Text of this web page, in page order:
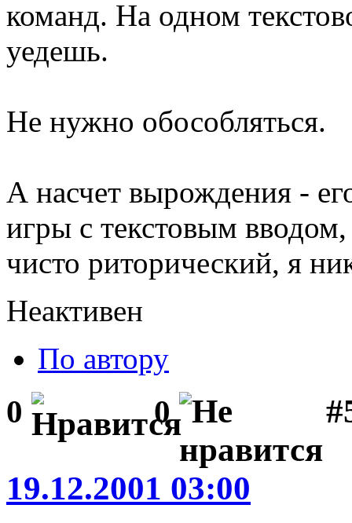
команд. На одном
уедешь.
Не нужно обособляться.
А насчет вырождения -
игры с текстовым
чисто риторический, я
Неактивен
По автору
0 0
19.12.2001 03:00